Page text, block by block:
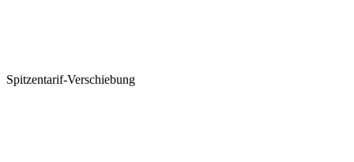
Spitzentarif-Verschiebung